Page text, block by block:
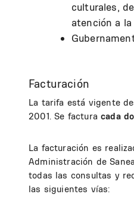
culturales,
atención a la
Facturación
La tarifa está vigente
2001. Se facturacada
La facturación es
Administración de
todas las consultas y
las siguientes vías: